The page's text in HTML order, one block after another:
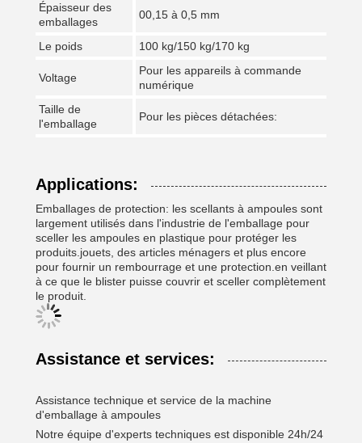
Épaisseur des
emballages
00,15 à 0,5 mm
Le poids 100 kg/150 kg/170 kg
Voltage
Pour les appareils à commande
numérique
Taille de
l'emballage
Pour les pièces détachées:
Applications:
Emballages de protection: les scellants à ampoules sont
largement utilisés dans l'industrie de l'emballage pour
sceller les ampoules en plastique pour protéger les
produits.jouets, des articles ménagers et plus encore
pour fournir un rembourrage et une protection.en veillant
à ce que le blister puisse couvrir et sceller complètement
le produit.
Assistance et services:
Assistance technique et service de la machine
d'emballage à ampoules
Notre équipe d'experts techniques est disponible 24h/24